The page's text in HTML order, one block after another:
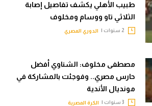
طبيب الأهلي يكشف تفاصيل إصابة
الثلاثي تاو ووسام ومخلوف
الدوري المصري
مصطفى مخلوف: الشناوي أفضل
حارس مصري.. وفوجئت بالمشاركة في
مونديال الأندية
الكرة المصرية